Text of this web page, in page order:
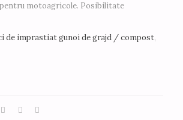
motoagricole. Posibilitate
de imprastiat gunoi de grajd / compost,